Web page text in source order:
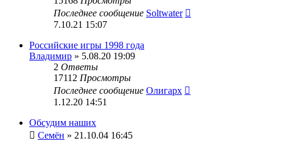
Последнее сообщение Soltwater
7.10.21 15:07
Российские игры 1998 года
Владимир » 5.08.20 19:09
2 Ответы
17112 Просмотры
Последнее сообщение Олигарх
1.12.20 14:51
Обсудим наших
Семён » 21.10.04 16:45